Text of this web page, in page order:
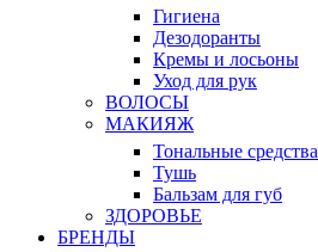
Гигиена
Дезодоранты
Кремы и лосьоны
Уход для рук
ВОЛОСЫ
МАКИЯЖ
Тональные средства
Тушь
Бальзам для губ
ЗДОРОВЬЕ
БРЕНДЫ